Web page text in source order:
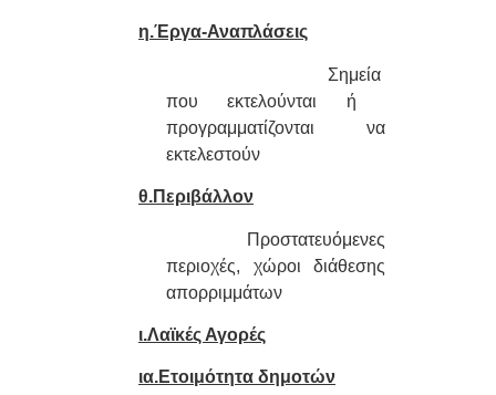
η.Έργα-Αναπλάσεις
Σημεία
που εκτελούνται ή
προγραμματίζονται να
εκτελεστούν
θ.Περιβάλλον
Προστατευόμενες
περιοχές, χώροι διάθεσης
απορριμμάτων
ι.Λαϊκές Αγορές
ια.Ετοιμότητα δημοτών